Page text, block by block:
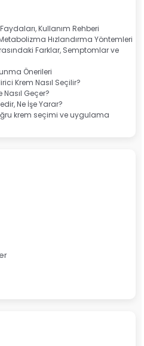
Kullanım Rehberi
Hızlandırma Yöntemleri
Farklar, Semptomlar ve
Önerileri
Krem Nasıl Seçilir?
Nasıl Geçer?
Ne İşe Yarar?
krem seçimi ve uygulama
Bilmeniz Gerekenler
Nedir? Detaylı Rehber
ve Kullanım Alanları Nelerdir?